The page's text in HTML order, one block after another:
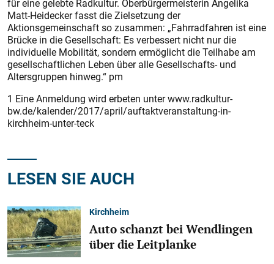
für eine gelebte Radkultur. Oberbürgermeisterin Angelika
Matt-Heidecker fasst die Zielsetzung der
Aktionsgemeinschaft so zusammen: „Fahrradfahren ist eine
Brücke in die Gesellschaft: Es verbessert nicht nur die
individuelle Mobilität, sondern ermöglicht die Teilhabe am
gesellschaftlichen Leben über alle Gesellschafts- und
Altersgruppen hinweg.“ pm
1 Eine Anmeldung wird erbeten unter www.radkultur-
bw.de/kalender/2017/april/auftaktveranstaltung-in-
kirchheim-unter-teck
LESEN SIE AUCH
Kirchheim
Auto schanzt bei Wendlingen
über die Leitplanke